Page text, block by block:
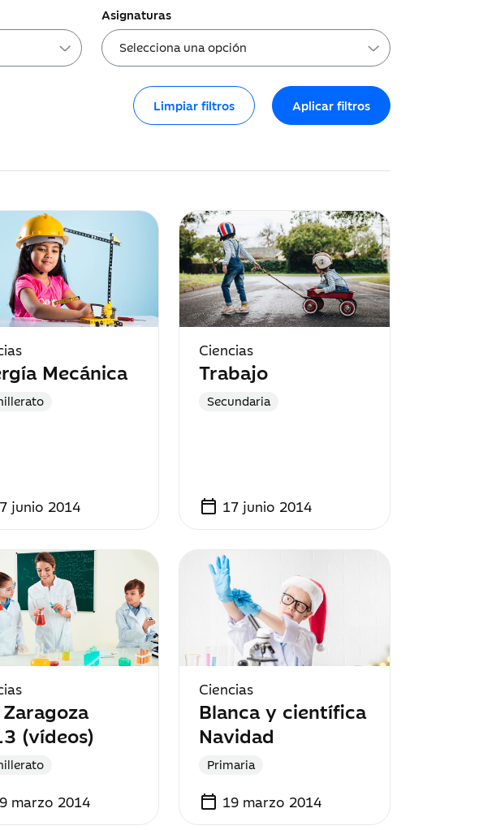
Asignaturas
Limpiar filtros Aplicar filtros
Mecánica
junio 2014
Ciencias
Trabajo
Secundaria
calendar_today 17 junio 2014
Zaragoza
(vídeos)
marzo 2014
Ciencias
Blanca y científica
Navidad
Primaria
calendar_today 19 marzo 2014